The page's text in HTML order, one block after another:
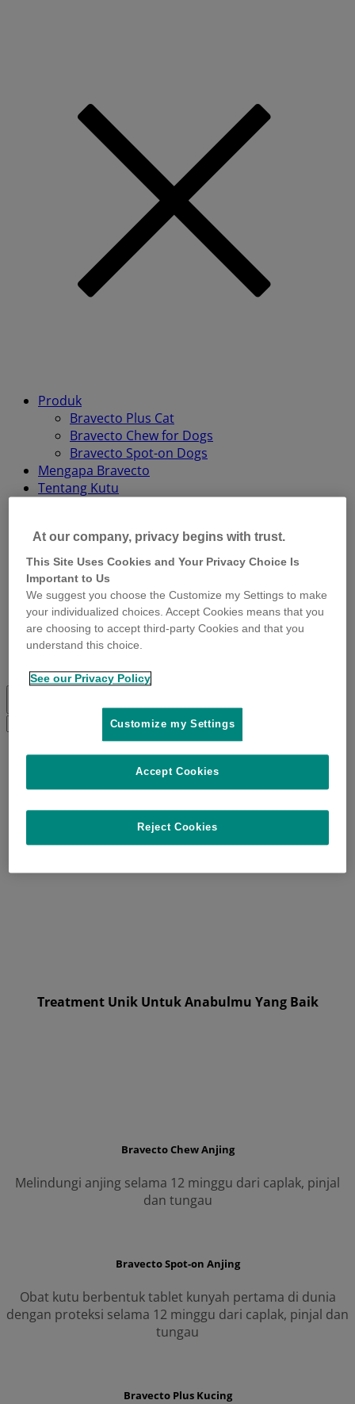
Produk
Bravecto Plus Cat
Bravecto Chew for Dogs
Bravecto Spot-on Dogs
Mengapa Bravecto
Tentang Kutu
Untuk Dokter Hewan
Registrasi
Youtube
Instagram
Facebook
Search
Submit
Treatment Unik Untuk Anabulmu Yang Baik
Bravecto Chew Anjing
Melindungi anjing selama 12 minggu dari caplak, pinjal
dan tungau
Bravecto Spot-on Anjing
Obat kutu berbentuk tablet kunyah pertama di dunia
dengan proteksi selama 12 minggu dari caplak, pinjal dan
tungau
Bravecto Plus Kucing
At our company, privacy begins with trust.
This Site Uses Cookies and Your Privacy Choice Is
Important to Us
We suggest you choose the Customize my Settings to make
your individualized choices. Accept Cookies means that you
are choosing to accept third-party Cookies and that you
understand this choice.
See our Privacy Policy
Customize my Settings
Reject Cookies
Accept Cookies